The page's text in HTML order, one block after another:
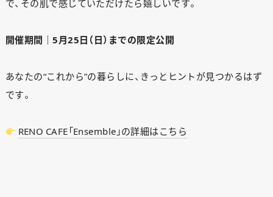
で、その肌で感じていただけたら嬉しいです。
開催期間｜5月25日（日）までの限定公開
あなたの“これから”の暮らしに、きっとヒントが見つかるはず
です。
RENO CAFE「Ensemble」の詳細はこちら